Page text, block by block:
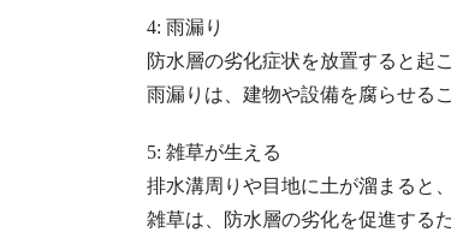
4: 雨漏り
防水層の劣化症状を放置すると起
雨漏りは、建物や設備を腐らせる
5: 雑草が生える
排水溝周りや目地に土が溜まると
雑草は、防水層の劣化を促進する